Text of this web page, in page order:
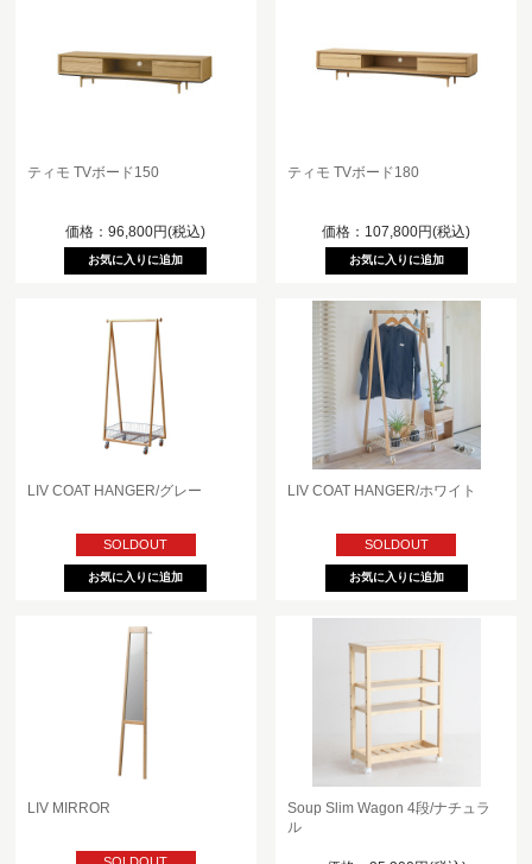
ティモ TVボード150
価格：96,800円(税込)
ティモ TVボード180
価格：107,800円(税込)
LIV COAT HANGER/グレー
SOLDOUT
LIV COAT HANGER/ホワイト
SOLDOUT
LIV MIRROR
Soup Slim Wagon 4段/ナチュラ
ル